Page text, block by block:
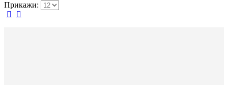
Прикажи: